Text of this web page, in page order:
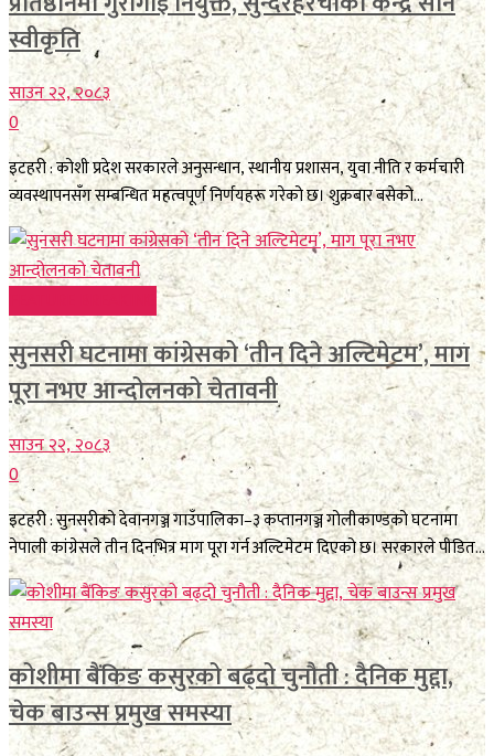
स्वीकृति
साउन २२, २०८३
0
इटहरी : कोशी प्रदेश सरकारले अनुसन्धान, स्थानीय प्रशासन, युवा नीति र कर्मचारी
व्यवस्थापनसँग सम्बन्धित महत्वपूर्ण निर्णयहरू गरेको छ। शुक्रबार बसेको...
सुनसरी घटनामा कांग्रेसको ‘तीन दिने अल्टिमेटम’, माग
पूरा नभए आन्दोलनको चेतावनी
साउन २२, २०८३
0
इटहरी : सुनसरीको देवानगञ्ज गाउँपालिका–३ कप्तानगञ्ज गोलीकाण्डको घटनामा
नेपाली कांग्रेसले तीन दिनभित्र माग पूरा गर्न अल्टिमेटम दिएको छ। सरकारले पीडित...
कोशीमा बैंकिङ कसुरको बढ्दो चुनौती : दैनिक मुद्दा,
चेक बाउन्स प्रमुख समस्या